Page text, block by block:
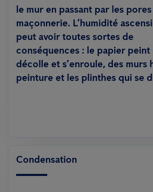
le mur en passant par les
maçonnerie. L’humidité
peut avoir toutes sortes de
conséquences : le papier peint
décolle et s’enroule, des murs
peinture et les plinthes qui se
Condensation